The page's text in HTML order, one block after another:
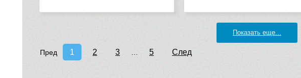
Показать еще...
Пред 1 2 3 5 След